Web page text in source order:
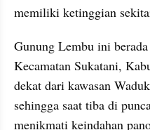
memiliki ketinggian
Gunung Lembu ini
Kecamatan Sukatani,
dekat dari kawasan
sehingga saat tiba di
menikmati keindahan